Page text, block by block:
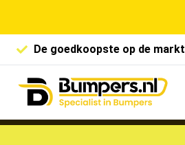
De goedkoopste op de markt